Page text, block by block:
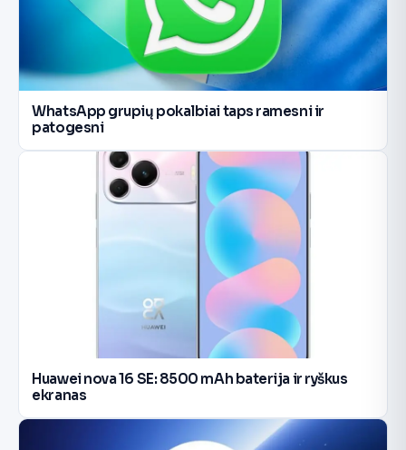
WhatsApp grupių pokalbiai taps ramesni ir
patogesni
Huawei nova 16 SE: 8500 mAh baterija ir ryškus
ekranas